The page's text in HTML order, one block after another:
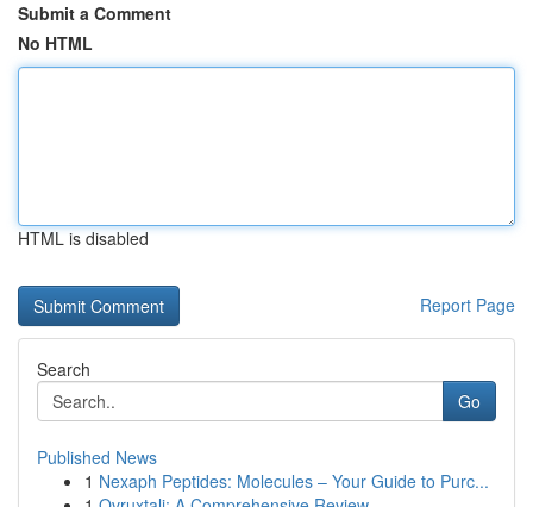
Submit a Comment
No HTML
HTML is disabled
Report Page
Search
Go
Published News
1 Nexaph Peptides: Molecules – Your Guide to Purc...